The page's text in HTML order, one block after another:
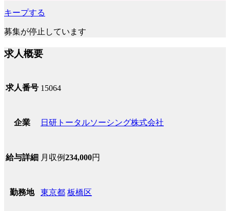
キープする
募集が停止しています
求人概要
求人番号 15064
企業 日研トータルソーシング株式会社
給与詳細 月収例234,000円
勤務地 東京都 板橋区